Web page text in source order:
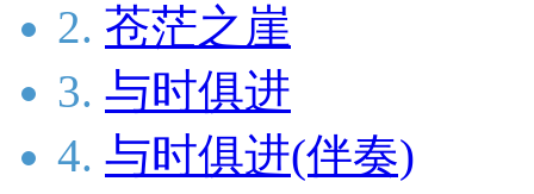
2. 苍茫之崖
3. 与时俱进
4. 与时俱进(伴奏)